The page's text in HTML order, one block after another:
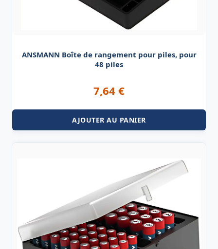
ANSMANN Boîte de rangement pour piles, pour
48 piles
7,64 €
AJOUTER AU PANIER